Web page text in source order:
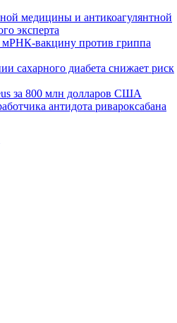
медицины и антикоагулянтной
эксперта
против гриппа
сахарного диабета снижает риск
за 800 млн долларов США
антидота ривароксабана